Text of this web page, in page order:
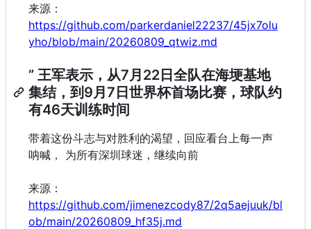
来源：
https://github.com/parkerdaniel22237/45jx7olu
yho/blob/main/20260809_qtwiz.md
” 王军表示，从7月22日全队在海埂基地
集结，到9月7日世界杯首场比赛，球队约
有46天训练时间
带着这份斗志与对胜利的渴望，回应看台上每一声
呐喊， 为所有深圳球迷，继续向前
来源：
https://github.com/jimenezcody87/2q5aejuuk/bl
ob/main/20260809_hf35j.md